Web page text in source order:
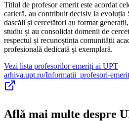
Titlul de profesor emerit este acordat
carieră, au contribuit decisiv la evoluția
dascăli și cercetători au format
studiu și au consolidat domenii de
respectul și recunoștința comunității
profesională dedicată și exemplară.
Vezi lista profesorilor emeriți ai UPT
arhiva.upt.ro/Informatii_profesori-
Află mai multe despre